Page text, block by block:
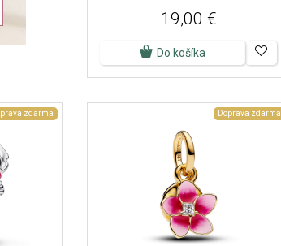
19,00 €
Do košíka
zdarma Doprava zdarma